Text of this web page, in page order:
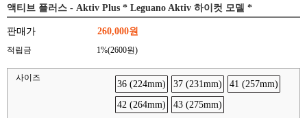
액티브 플러스 - Aktiv Plus * Leguano Aktiv 하이컷 모델 *
판매가 260,000원
적립금 1%(2600원)
사이즈
36 (224mm) 37 (231mm)
41 (257mm)
42 (264mm)
43 (275mm)